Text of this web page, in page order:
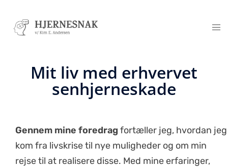
Mit liv med erhvervet
senhjerneskade
Gennem mine foredrag fortæller jeg, hvordan jeg
kom fra livskrise til nye muligheder og om min
rejse til at realisere disse. Med mine erfaringer,